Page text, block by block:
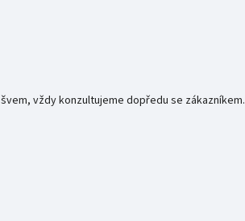
vždy konzultujeme dopředu se zákazníkem.